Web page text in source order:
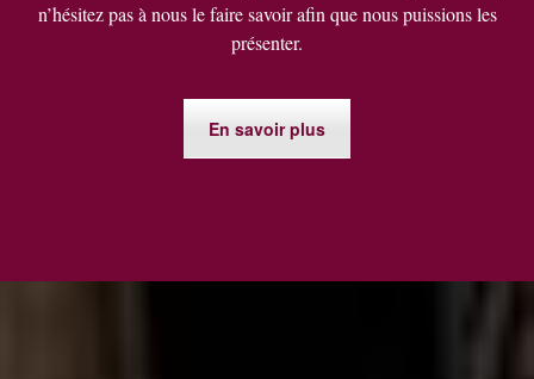
n’hésitez pas à nous le faire savoir afin que nous puissions les
présenter.
En savoir plus